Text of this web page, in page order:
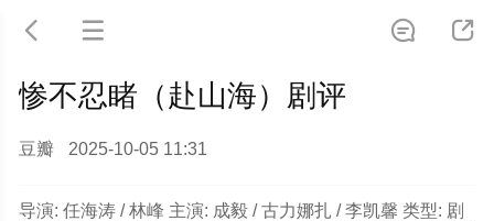
 


惨不忍睹（赴山海）剧评
豆瓣 2025-10-05 11:31
导演: 任海涛 / 林峰 主演: 成毅 / 古力娜扎 / 李凯馨 类型: 剧